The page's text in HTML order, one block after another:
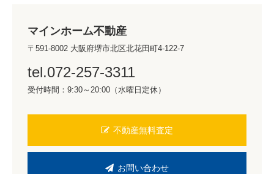
マインホーム不動産
〒591-8002 大阪府堺市北区北花田町4-122-7
tel.072-257-3311
受付時間：9:30～20:00（水曜日定休）
不動産無料査定
お問い合わせ